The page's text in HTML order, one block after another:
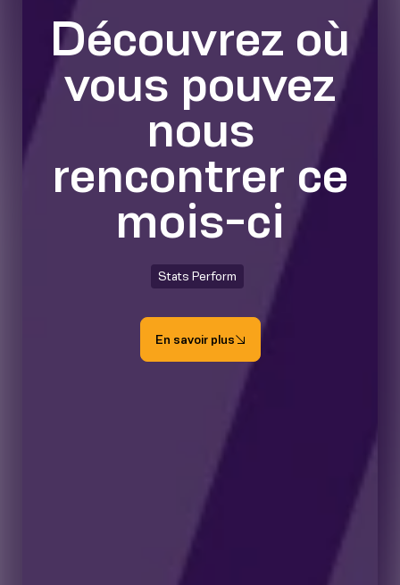
Découvrez où
vous pouvez
nous
rencontrer ce
mois-ci
Stats Perform
En savoir plus